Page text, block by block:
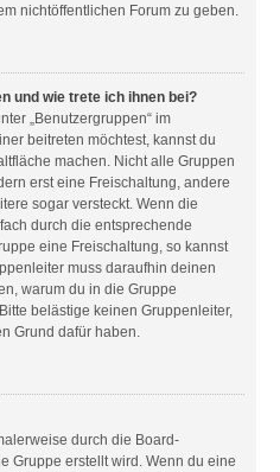
nichtöffentlichen Forum zu geben.
und wie trete ich ihnen bei?
„Benutzergruppen“ im
beitreten möchtest, kannst du
machen. Nicht alle Gruppen
erst eine Freischaltung, andere
sogar versteckt. Wenn die
durch die entsprechende
eine Freischaltung, so kannst
muss daraufhin deinen
warum du in die Gruppe
belästige keinen Gruppenleiter,
Grund dafür haben.
durch die Board-
Gruppe erstellt wird. Wenn du eine